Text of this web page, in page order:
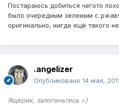
Постараюсь добиться чегото
было очередным зеленым с
оригинально, нигде ещё такого
.angelizer
Опубликовано 14 мая,
Ящерик, залогиньтесь =)